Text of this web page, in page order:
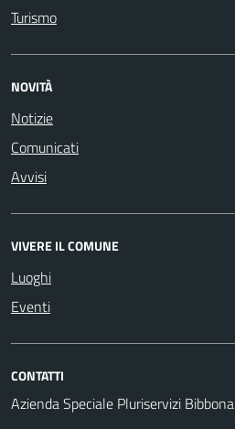
Turismo
NOVITÀ
Notizie
Comunicati
Avvisi
VIVERE IL COMUNE
Luoghi
Eventi
CONTATTI
Azienda Speciale Pluriservizi Bibbona